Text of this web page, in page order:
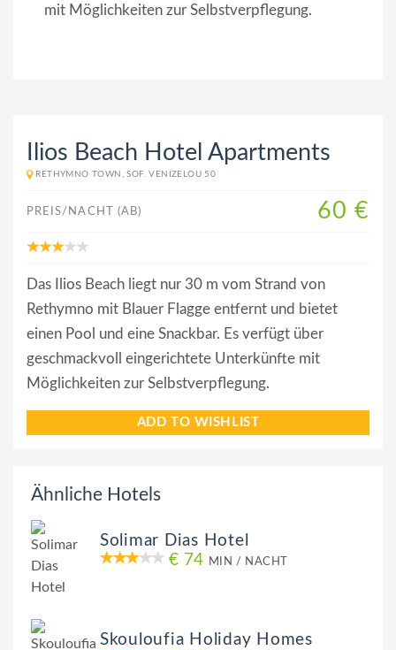
mit Möglichkeiten zur Selbstverpflegung.
Ilios Beach Hotel Apartments
RETHYMNO TOWN, SOF. VENIZELOU 50
PREIS/NACHT (AB) 60 €
Das Ilios Beach liegt nur 30 m vom Strand von
Rethymno mit Blauer Flagge entfernt und bietet
einen Pool und eine Snackbar. Es verfügt über
geschmackvoll eingerichtete Unterkünfte mit
Möglichkeiten zur Selbstverpflegung.
ADD TO WISHLIST
Ähnliche Hotels
Solimar Dias Hotel
€ 74 MIN / NACHT
Skouloufia Holiday Homes